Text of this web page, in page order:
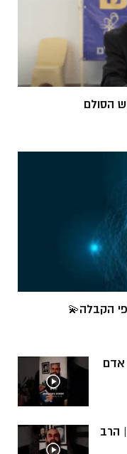
הסולם
הקבלה💫
אדם
| הרב